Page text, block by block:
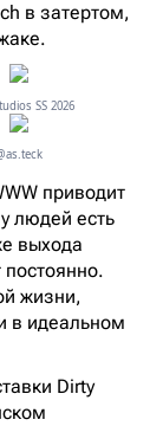
в затертом,
SS 2026
приводит
людей есть
выхода
постоянно.
жизни,
в идеальном
Dirty